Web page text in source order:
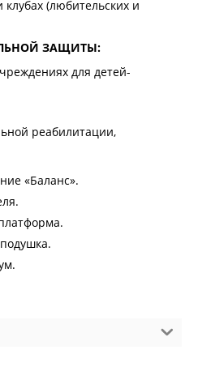
(любительских и
ЗАЩИТЫ:
для детей-
реабилитации,
«Баланс».